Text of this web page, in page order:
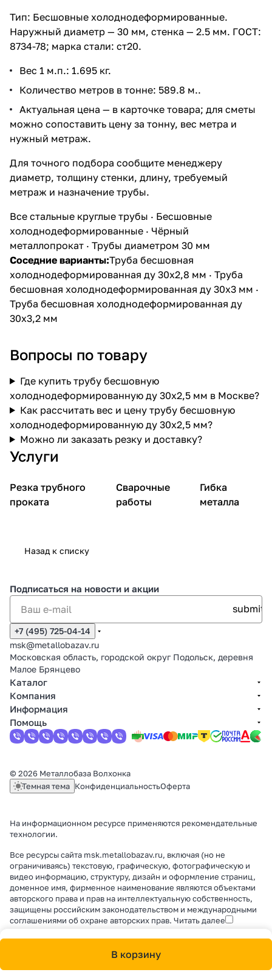
Тип: Бесшовные холоднодеформированные.
Наружный диаметр — 30 мм, стенка — 2.5 мм. ГОСТ:
8734-78; марка стали: ст20.
Вес 1 м.п.: 1.695 кг.
Количество метров в тонне: 589.8 м..
Актуальная цена — в карточке товара; для сметы
можно сопоставить цену за тонну, вес метра и
нужный метраж.
Для точного подбора сообщите менеджеру
диаметр, толщину стенки, длину, требуемый
метраж и назначение трубы.
Все стальные круглые трубы · Бесшовные
холоднодеформированные · Чёрный
металлопрокат · Трубы диаметром 30 мм
Соседние варианты:Труба бесшовная
холоднодеформированная ду 30х2,8 мм · Труба
бесшовная холоднодеформированная ду 30х3 мм ·
Труба бесшовная холоднодеформированная ду
30х3,2 мм
Вопросы по товару
Где купить трубу бесшовную
холоднодеформированную ду 30х2,5 мм в Москве?
Как рассчитать вес и цену трубу бесшовную
холоднодеформированную ду 30х2,5 мм?
Можно ли заказать резку и доставку?
Услуги
Резка трубного
проката
Сварочные
работы
Гибка
металла
Назад к списку
В корзину
Подписаться на новости и акции
+7 (495) 725-04-14
msk@metallobazav.ru
Московская область, городской округ Подольск, деревня
Малое Брянцево
Каталог
Компания
Информация
Помощь
© 2026 Металлобаза Волхонка
Темная тема КонфиденциальностьОферта
На информационном ресурсе применяются рекомендательные
технологии.
Все ресурсы сайта msk.metallobazav.ru, включая (но не
ограничиваясь) текстовую, графическую, фотографическую и
видео информацию, структуру, дизайн и оформление страниц,
доменное имя, фирменное наименование являются объектами
авторского права и прав на интеллектуальную собственность,
защищены российским законодательством и международными
соглашениями об охране авторских прав. Читать далее